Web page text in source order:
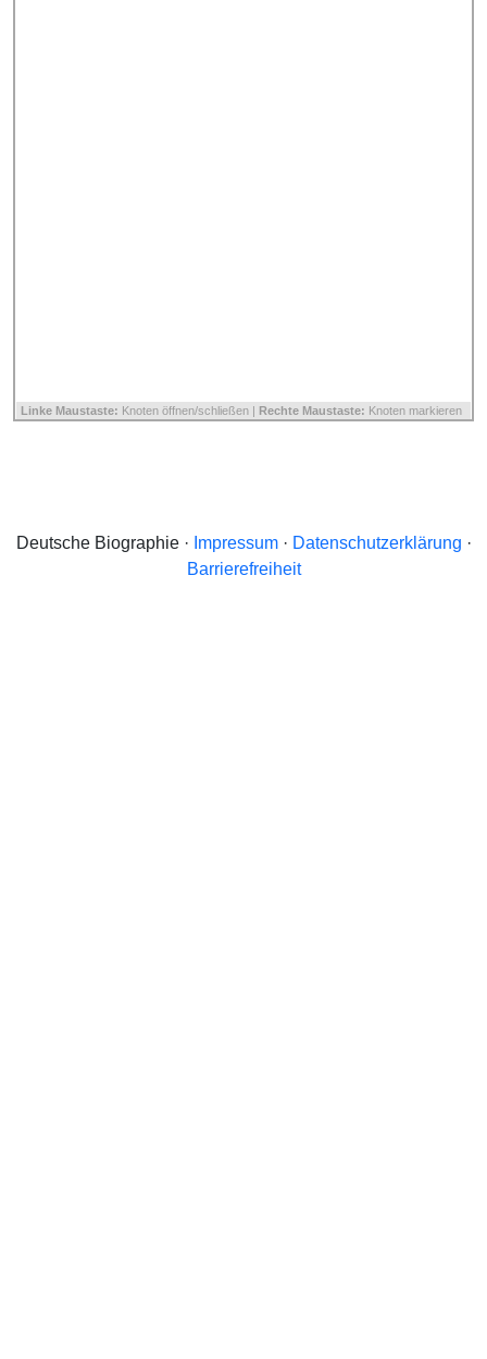
Linke Maustaste: Knoten öffnen/schließen | Rechte Maustaste: Knoten markieren
Deutsche Biographie · Impressum· Datenschutzerklärung ·
Barrierefreiheit